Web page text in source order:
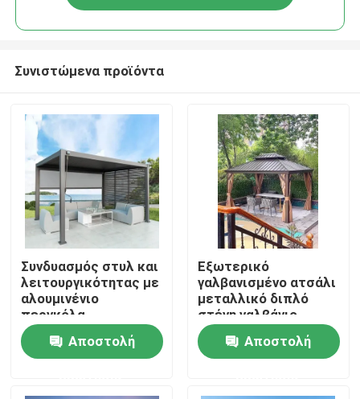
Σπίτι
Προϊόντα
Περίπου εμείς
Συνιστώμενα προϊόντα
Συνδυασμός στυλ και
λειτουργικότητας με
αλουμινένιο
περγκόλα
Αποστολή
Εξωτερικό
γαλβανισμένο ατσάλι
μεταλλικό διπλό
στέγη γαλβάνιο
Αποστολή